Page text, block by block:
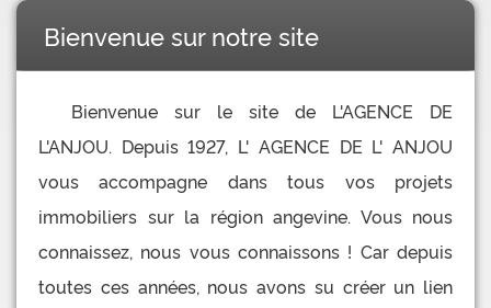
Bienvenue sur notre site
Bienvenue sur le site de L'AGENCE DE
L'ANJOU. Depuis 1927, L' AGENCE DE L' ANJOU
vous accompagne dans tous vos projets
immobiliers sur la région angevine. Vous nous
connaissez, nous vous connaissons ! Car depuis
toutes ces années, nous avons su créer un lien